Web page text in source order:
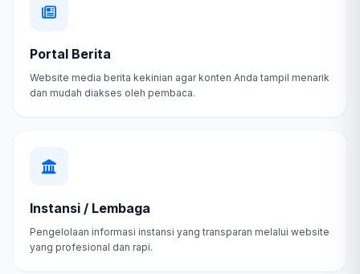
Portal Berita
Website media berita kekinian agar konten Anda tampil menarik
dan mudah diakses oleh pembaca.
Instansi / Lembaga
Pengelolaan informasi instansi yang transparan melalui website
yang profesional dan rapi.